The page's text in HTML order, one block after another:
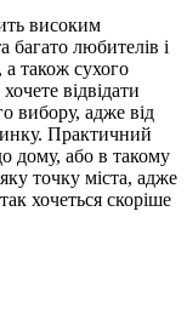
високим
багато любителів і
а також сухого
відвідати
вибору, адже від
Практичний
дому, або в такому
точку міста, адже
хочеться скоріше